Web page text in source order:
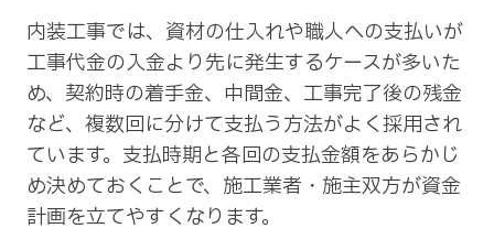
内装工事では、資材の仕入れや職人への支払いが
工事代金の入金より先に発生するケースが多いた
め、契約時の着手金、中間金、工事完了後の残金
など、複数回に分けて支払う方法がよく採用され
ています。支払時期と各回の支払金額をあらかじ
め決めておくことで、施工業者・施主双方が資金
計画を立てやすくなります。